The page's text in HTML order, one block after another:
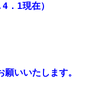
．1現在）
いいたします。